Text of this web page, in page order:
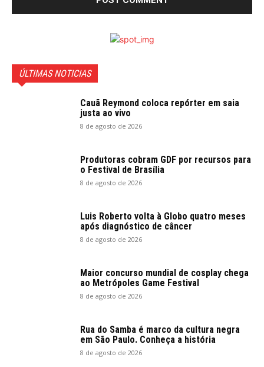
ÚLTIMAS NOTICIAS
Cauã Reymond coloca repórter em saia
justa ao vivo
8 de agosto de 2026
Produtoras cobram GDF por recursos para
o Festival de Brasília
8 de agosto de 2026
Luis Roberto volta à Globo quatro meses
após diagnóstico de câncer
8 de agosto de 2026
Maior concurso mundial de cosplay chega
ao Metrópoles Game Festival
8 de agosto de 2026
Rua do Samba é marco da cultura negra
em São Paulo. Conheça a história
8 de agosto de 2026